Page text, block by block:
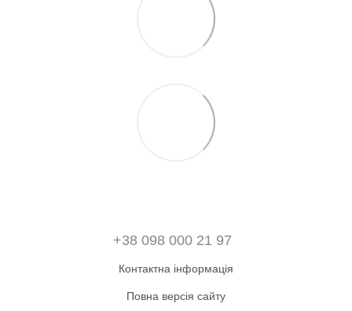
+38 098 000 21 97
Контактна інформація
Повна версія сайту